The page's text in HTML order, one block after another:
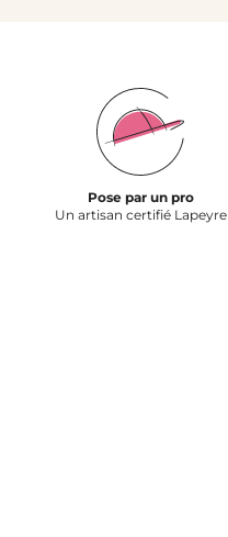
Pose par un pro
Un artisan certifié Lapeyre